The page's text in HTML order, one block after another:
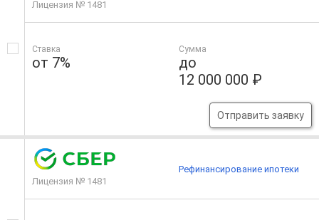
Лицензия № 1481
Ставка
от 7%
Сумма
до
12 000 000 ₽
Отправить заявку
Лицензия № 1481
Рефинансирование ипотеки